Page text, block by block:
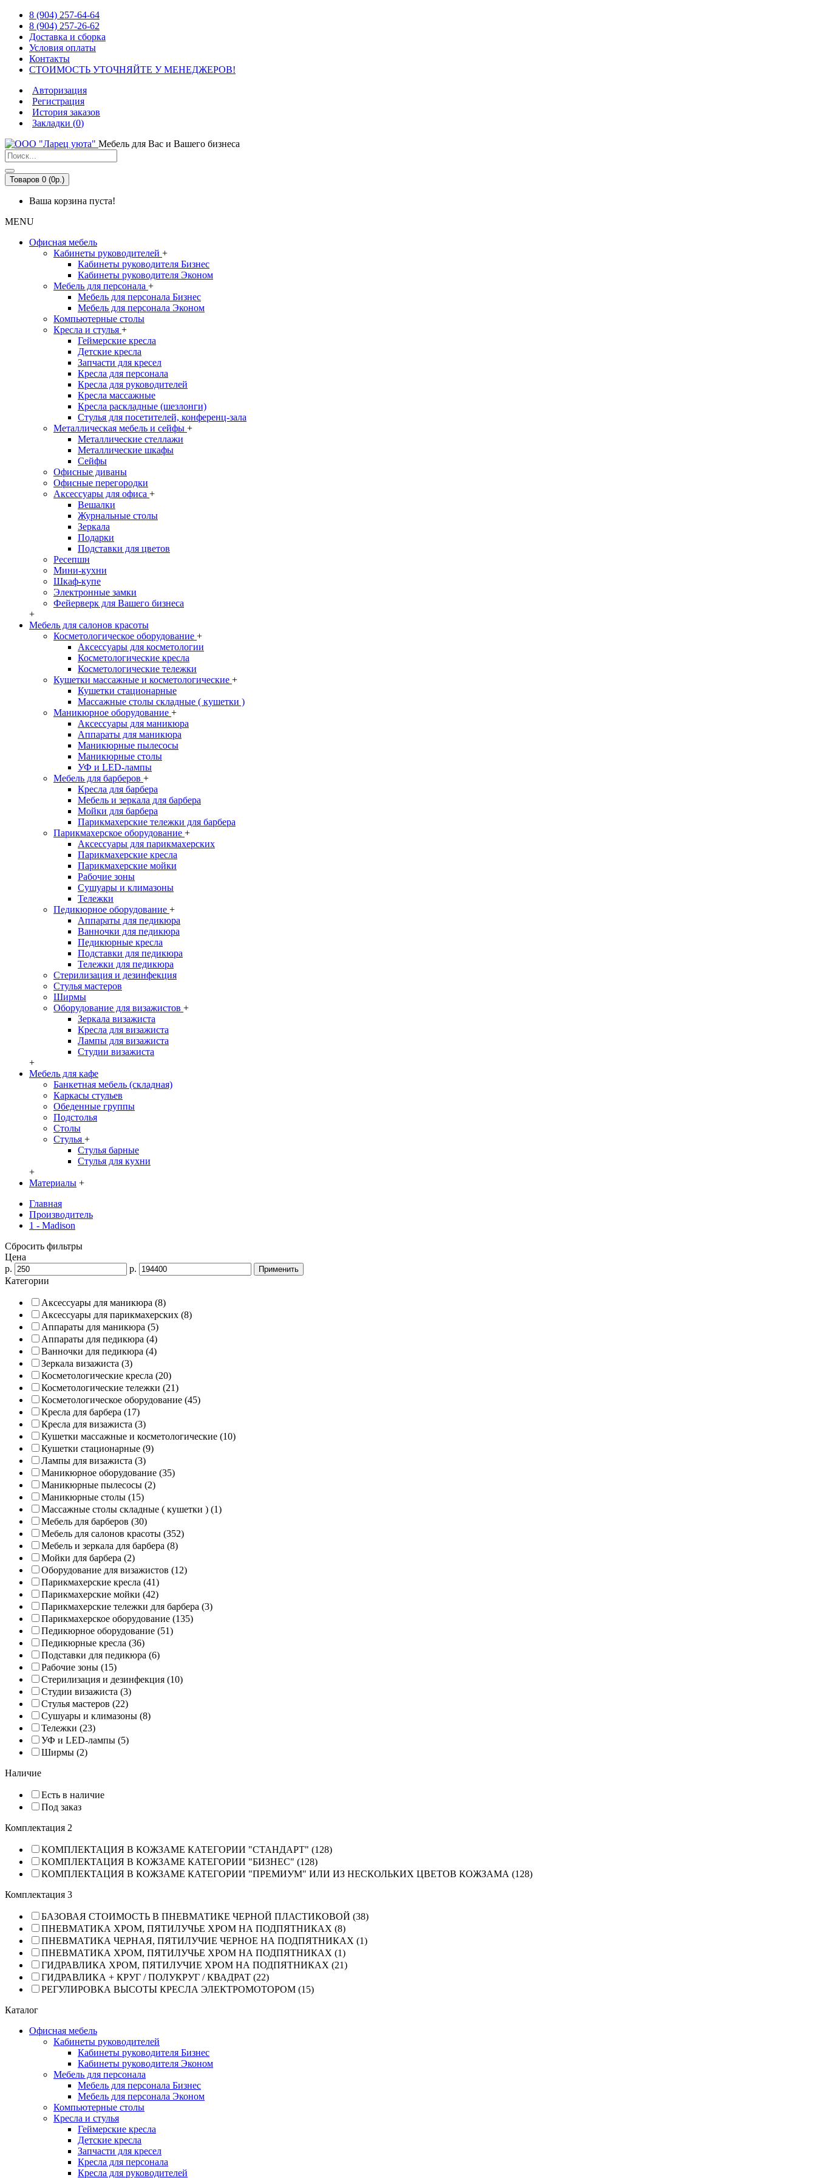
8 (904) 257-64-64
8 (904) 257-26-62
Доставка и сборка
Условия оплаты
Контакты
СТОИМОСТЬ УТОЧНЯЙТЕ У МЕНЕДЖЕРОВ!
Авторизация
Регистрация
История заказов
Закладки (0)
Мебель для Вас и Вашего бизнеса
Товаров 0 (0р.)
Ваша корзина пуста!
MENU
Офисная мебель
Кабинеты руководителей +
Кабинеты руководителя Бизнес
Кабинеты руководителя Эконом
Мебель для персонала +
Мебель для персонала Бизнес
Мебель для персонала Эконом
Компьютерные столы
Кресла и стулья +
Геймерские кресла
Детские кресла
Запчасти для кресел
Кресла для персонала
Кресла для руководителей
Кресла массажные
Кресла раскладные (шезлонги)
Стулья для посетителей, конференц-зала
Металлическая мебель и сейфы +
Металлические стеллажи
Металлические шкафы
Сейфы
Офисные диваны
Офисные перегородки
Аксессуары для офиса +
Вешалки
Журнальные столы
Зеркала
Подарки
Подставки для цветов
Ресепшн
Мини-кухни
Шкаф-купе
Электронные замки
Фейерверк для Вашего бизнеса
+
Мебель для салонов красоты
Косметологическое оборудование +
Аксессуары для косметологии
Косметологические кресла
Косметологические тележки
Кушетки массажные и косметологические +
Кушетки стационарные
Массажные столы складные ( кушетки )
Маникюрное оборудование +
Аксессуары для маникюра
Аппараты для маникюра
Маникюрные пылесосы
Маникюрные столы
УФ и LED-лампы
Мебель для барберов +
Кресла для барбера
Мебель и зеркала для барбера
Мойки для барбера
Парикмахерские тележки для барбера
Парикмахерское оборудование +
Аксессуары для парикмахерских
Парикмахерские кресла
Парикмахерские мойки
Рабочие зоны
Сушуары и климазоны
Тележки
Педикюрное оборудование +
Аппараты для педикюра
Ванночки для педикюра
Педикюрные кресла
Подставки для педикюра
Тележки для педикюра
Стерилизация и дезинфекция
Стулья мастеров
Ширмы
Оборудование для визажистов +
Зеркала визажиста
Кресла для визажиста
Лампы для визажиста
Студии визажиста
+
Мебель для кафе
Банкетная мебель (складная)
Каркасы стульев
Обеденные группы
Подстолья
Столы
Стулья +
Стулья барные
Стулья для кухни
+
Материалы +
Главная
Производитель
1 - Madison
Сбросить фильтры
Цена
р.
р.
Категории
Аксессуары для маникюра (8)
Аксессуары для парикмахерских (8)
Аппараты для маникюра (5)
Аппараты для педикюра (4)
Ванночки для педикюра (4)
Зеркала визажиста (3)
Косметологические кресла (20)
Косметологические тележки (21)
Косметологическое оборудование (45)
Кресла для барбера (17)
Кресла для визажиста (3)
Кушетки массажные и косметологические (10)
Кушетки стационарные (9)
Лампы для визажиста (3)
Маникюрное оборудование (35)
Маникюрные пылесосы (2)
Маникюрные столы (15)
Массажные столы складные ( кушетки ) (1)
Мебель для барберов (30)
Мебель для салонов красоты (352)
Мебель и зеркала для барбера (8)
Мойки для барбера (2)
Оборудование для визажистов (12)
Парикмахерские кресла (41)
Парикмахерские мойки (42)
Парикмахерские тележки для барбера (3)
Парикмахерское оборудование (135)
Педикюрное оборудование (51)
Педикюрные кресла (36)
Подставки для педикюра (6)
Рабочие зоны (15)
Стерилизация и дезинфекция (10)
Студии визажиста (3)
Стулья мастеров (22)
Сушуары и климазоны (8)
Тележки (23)
УФ и LED-лампы (5)
Ширмы (2)
Наличие
Есть в наличие
Под заказ
Комплектация 2
КОМПЛЕКТАЦИЯ В КОЖЗАМЕ КАТЕГОРИИ "СТАНДАРТ" (128)
КОМПЛЕКТАЦИЯ В КОЖЗАМЕ КАТЕГОРИИ "БИЗНЕС" (128)
КОМПЛЕКТАЦИЯ В КОЖЗАМЕ КАТЕГОРИИ "ПРЕМИУМ" ИЛИ ИЗ НЕСКОЛЬКИХ ЦВЕТОВ КОЖЗАМА (128)
Комплектация 3
БАЗОВАЯ СТОИМОСТЬ В ПНЕВМАТИКЕ ЧЕРНОЙ ПЛАСТИКОВОЙ (38)
ПНЕВМАТИКА ХРОМ, ПЯТИЛУЧЬЕ ХРОМ НА ПОДПЯТНИКАХ (8)
ПНЕВМАТИКА ЧЕРНАЯ, ПЯТИЛУЧИЕ ЧЕРНОЕ НА ПОДПЯТНИКАХ (1)
ПНЕВМАТИКА ХРОМ, ПЯТИЛУЧЬЕ ХРОМ НА ПОДПЯТНИКАХ (1)
ГИДРАВЛИКА ХРОМ, ПЯТИЛУЧИЕ ХРОМ НА ПОДПЯТНИКАХ (21)
ГИДРАВЛИКА + КРУГ / ПОЛУКРУГ / КВАДРАТ (22)
РЕГУЛИРОВКА ВЫСОТЫ КРЕСЛА ЭЛЕКТРОМОТОРОМ (15)
Каталог
Офисная мебель
Кабинеты руководителей
Кабинеты руководителя Бизнес
Кабинеты руководителя Эконом
Мебель для персонала
Мебель для персонала Бизнес
Мебель для персонала Эконом
Компьютерные столы
Кресла и стулья
Геймерские кресла
Детские кресла
Запчасти для кресел
Кресла для персонала
Кресла для руководителей